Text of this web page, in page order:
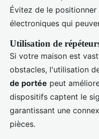
Évitez de le
électroniques qui
Utilisation de
Si votre maison est
obstacles, l'utilisation
de portée peut
dispositifs captent le
garantissant une
pièces.